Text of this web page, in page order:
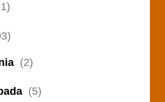
(2)
(5)